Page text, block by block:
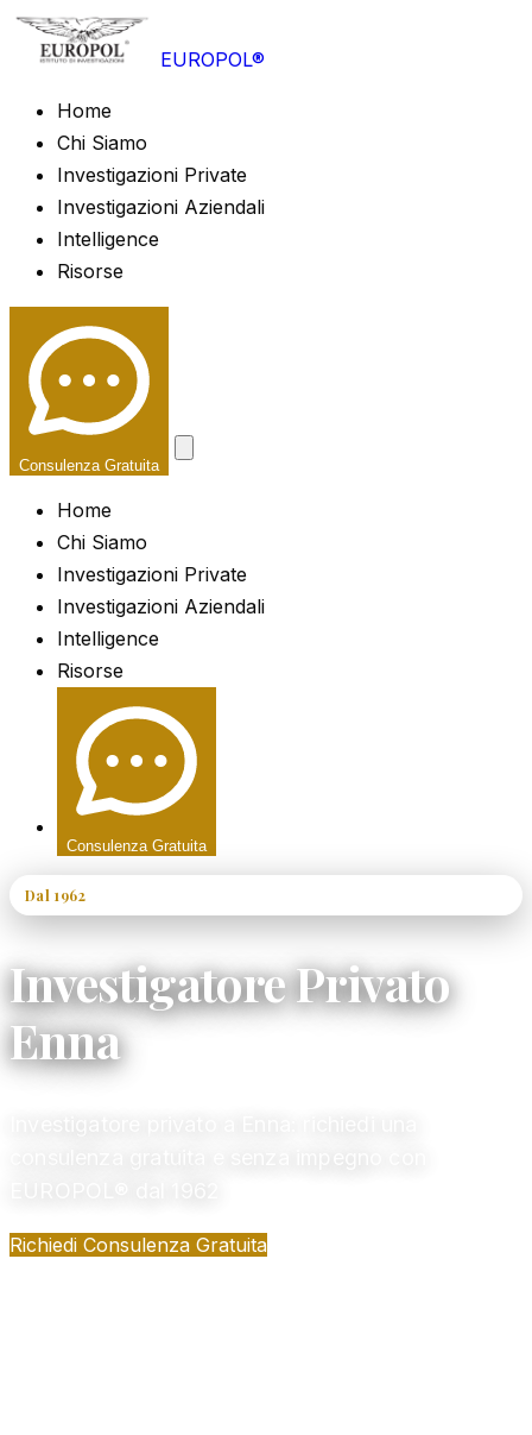
EUROPOL®
Home
Chi Siamo
Investigazioni Private
Investigazioni Aziendali
Intelligence
Risorse
Consulenza Gratuita
Home
Chi Siamo
Investigazioni Private
Investigazioni Aziendali
Intelligence
Risorse
Consulenza Gratuita
Dal 1962
Investigatore Privato
Enna
Richiedi Consulenza Gratuita